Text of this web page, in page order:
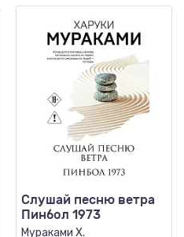
Слушай песню ветра
Пинбол 1973
Мураками Х.